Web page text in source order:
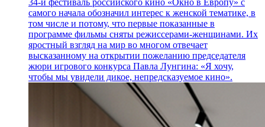
34-й фестиваль российского кино «Окно в Европу» с
самого начала обозначил интерес к женской тематике, в
том числе и потому, что первые показанные в
программе фильмы сняты режиссерами-женщинами. Их
яростный взгляд на мир во многом отвечает
высказанному на открытии пожеланию председателя
жюри игрового конкурса Павла Лунгина: «Я хочу,
чтобы мы увидели дикое, непредсказуемое кино».